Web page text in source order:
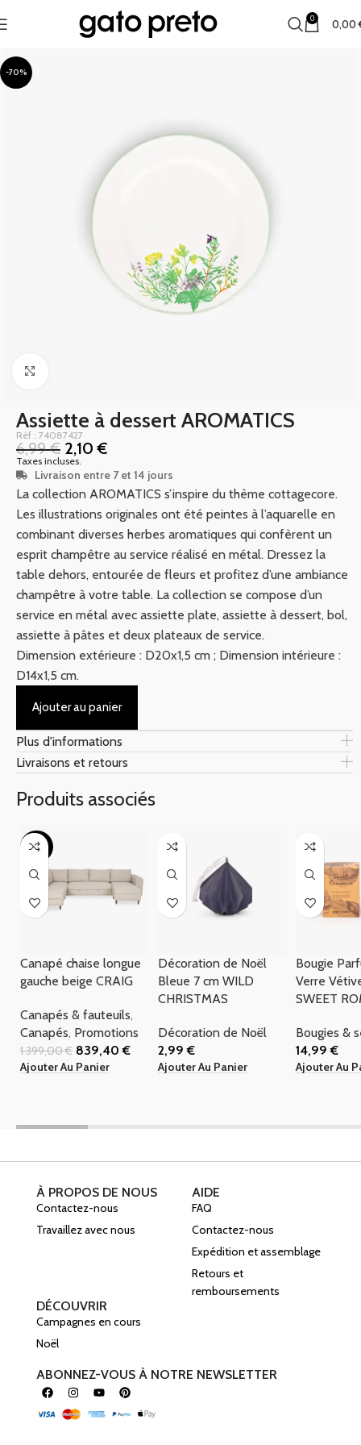
0 0,00
-70%
Assiette à dessert AROMATICS
Réf : 74087427
6,99€ 2,10€
Taxes incluses.
Livraison entre 7 et 14 jours
La collection AROMATICS s’inspire du thème cottagecore.
Les illustrations originales ont été peintes à l’aquarelle en
combinant diverses herbes aromatiques qui confèrent un
esprit champêtre au service réalisé en métal. Dressez la
table dehors, entourée de fleurs et profitez d’une ambiance
champêtre à votre table. La collection se compose d’un
service en métal avec assiette plate, assiette à dessert, bol,
assiette à pâtes et deux plateaux de service.
Dimension extérieure : D20x1,5 cm ; Dimension intérieure :
D14x1,5 cm.
Ajouter au panier
Plus d'informations
Livraisons et retours
Produits associés
-40%
Canapé chaise longue
gauche beige CRAIG
Canapés & fauteuils,
Canapés, Promotions
1 399,00€ 839,40€
Ajouter Au Panier
Décoration de Noël
Bleue 7 cm WILD
CHRISTMAS
Décoration de Noël
2,99€
Ajouter Au Panier
Bougie
Verre
SWEET
Bougies &
14,99€
Ajouter Au
À PROPOS DE NOUS
Contactez-nous
Travaillez avec nous
AIDE
FAQ
Contactez-nous
Expédition et assemblage
Retours et
remboursements
DÉCOUVRIR
Campagnes en cours
Noël
ABONNEZ-VOUS À NOTRE NEWSLETTER